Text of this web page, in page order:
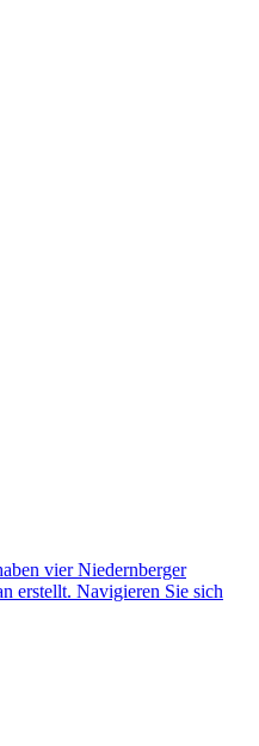
vier Niedernberger
erstellt. Navigieren Sie sich